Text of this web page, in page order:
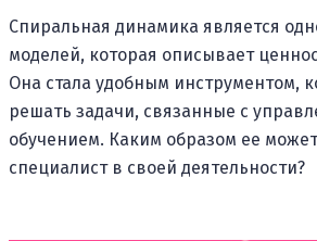
Спиральная динамика является
моделей, которая описывает
Она стала удобным инструментом,
решать задачи, связанные с
обучением. Каким образом ее
специалист в своей деятельности?